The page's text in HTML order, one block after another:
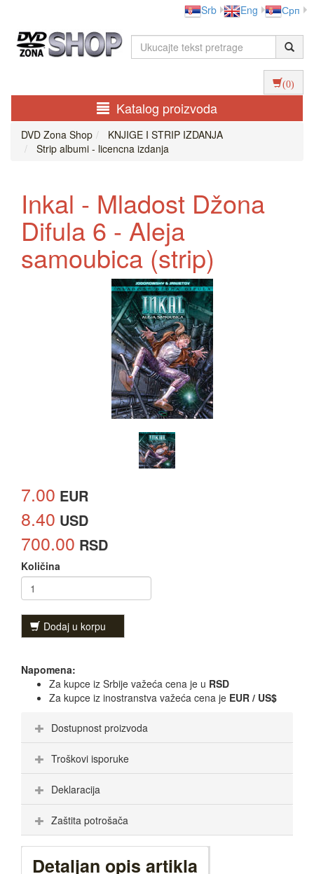
Srb Eng Срп
(0)
Katalog proizvoda
DVD Zona Shop
KNJIGE I STRIP IZDANJA
Strip albumi - licencna izdanja
Inkal - Mladost Džona
Difula 6 - Aleja
samoubica (strip)
7.00 EUR
8.40 USD
700.00 RSD
Količina
Dodaj u korpu
Napomena:
Za kupce iz Srbije važeća cena je u RSD
Za kupce iz inostranstva važeća cena je EUR / US$
Dostupnost proizvoda
Troškovi isporuke
Deklaracija
Zaštita potrošača
Detaljan opis artikla